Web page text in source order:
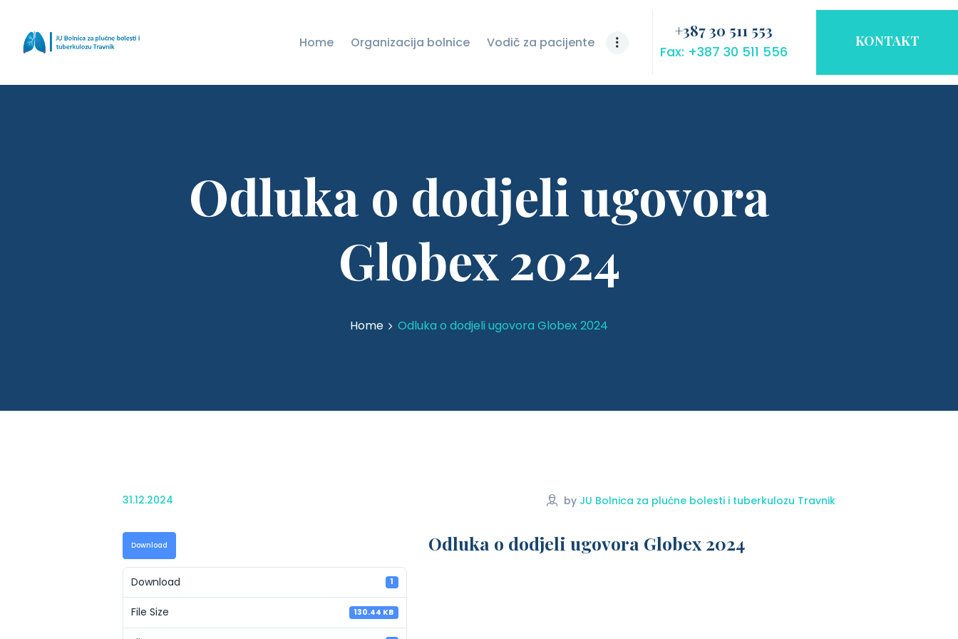
Home Organizacija bolnice Vodič za pacijente
+387 30 511 553
Fax: +387 30 511 556
KONTAKT
Odluka o dodjeli ugovora
Globex 2024
Home Odluka o dodjeli ugovora Globex 2024
JAVNE NABAVKE
31.12.2024 by JU Bolnica za plućne bolesti i tuberkulozu Travnik
Download
Download 1
File Size 130.44 KB
Odluka o dodjeli ugovora Globex 2024